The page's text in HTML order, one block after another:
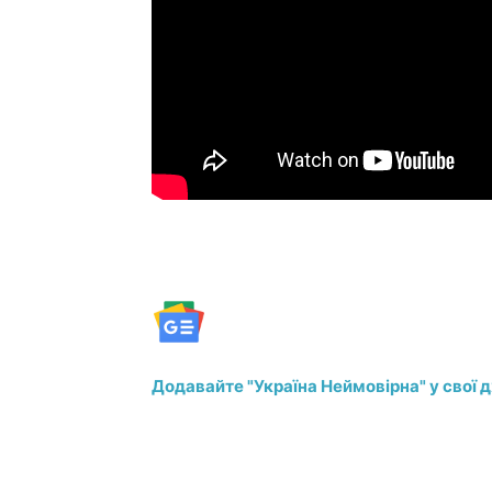
Додавайте "Україна Неймовірна" у свої